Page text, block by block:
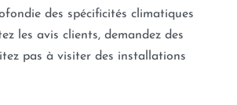
des spécificités climatiques
les avis clients, demandez des
pas à visiter des installations